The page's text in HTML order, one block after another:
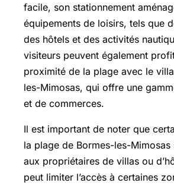
facile, son stationnement
équipements de loisirs, tels que
des hôtels et des activités
visiteurs peuvent également
proximité de la plage avec le
les-Mimosas, qui offre une
et de commerces.
Il est important de noter que
la plage de Bormes-les-Mimosas
aux propriétaires de villas ou
peut limiter l’accès à certaines